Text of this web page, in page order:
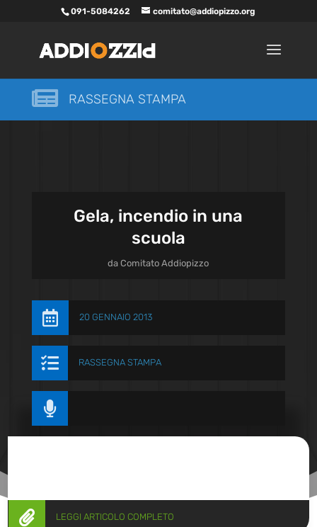
091-5084262 comitato@addiopizzo.org
 RASSEGNA STAMPA
Gela, incendio in una
scuola
daComitato Addiopizzo
 20 GENNAIO 2013
 RASSEGNA STAMPA

 LEGGI ARTICOLO COMPLETO